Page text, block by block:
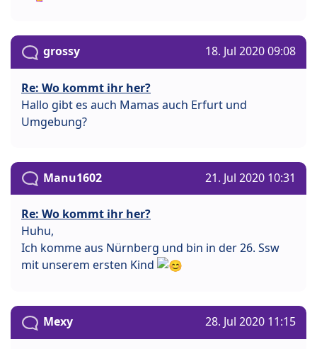
grossy 18. Jul 2020 09:08
Re: Wo kommt ihr her?
Hallo gibt es auch Mamas auch Erfurt und
Umgebung?
Manu1602 21. Jul 2020 10:31
Re: Wo kommt ihr her?
Huhu,
Ich komme aus Nürnberg und bin in der 26. Ssw
mit unserem ersten Kind
Mexy 28. Jul 2020 11:15